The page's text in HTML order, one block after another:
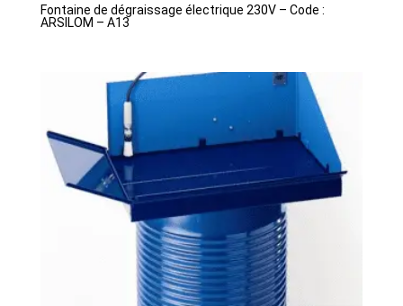
Fontaine de dégraissage électrique 230V – Code :
ARSILOM – A13